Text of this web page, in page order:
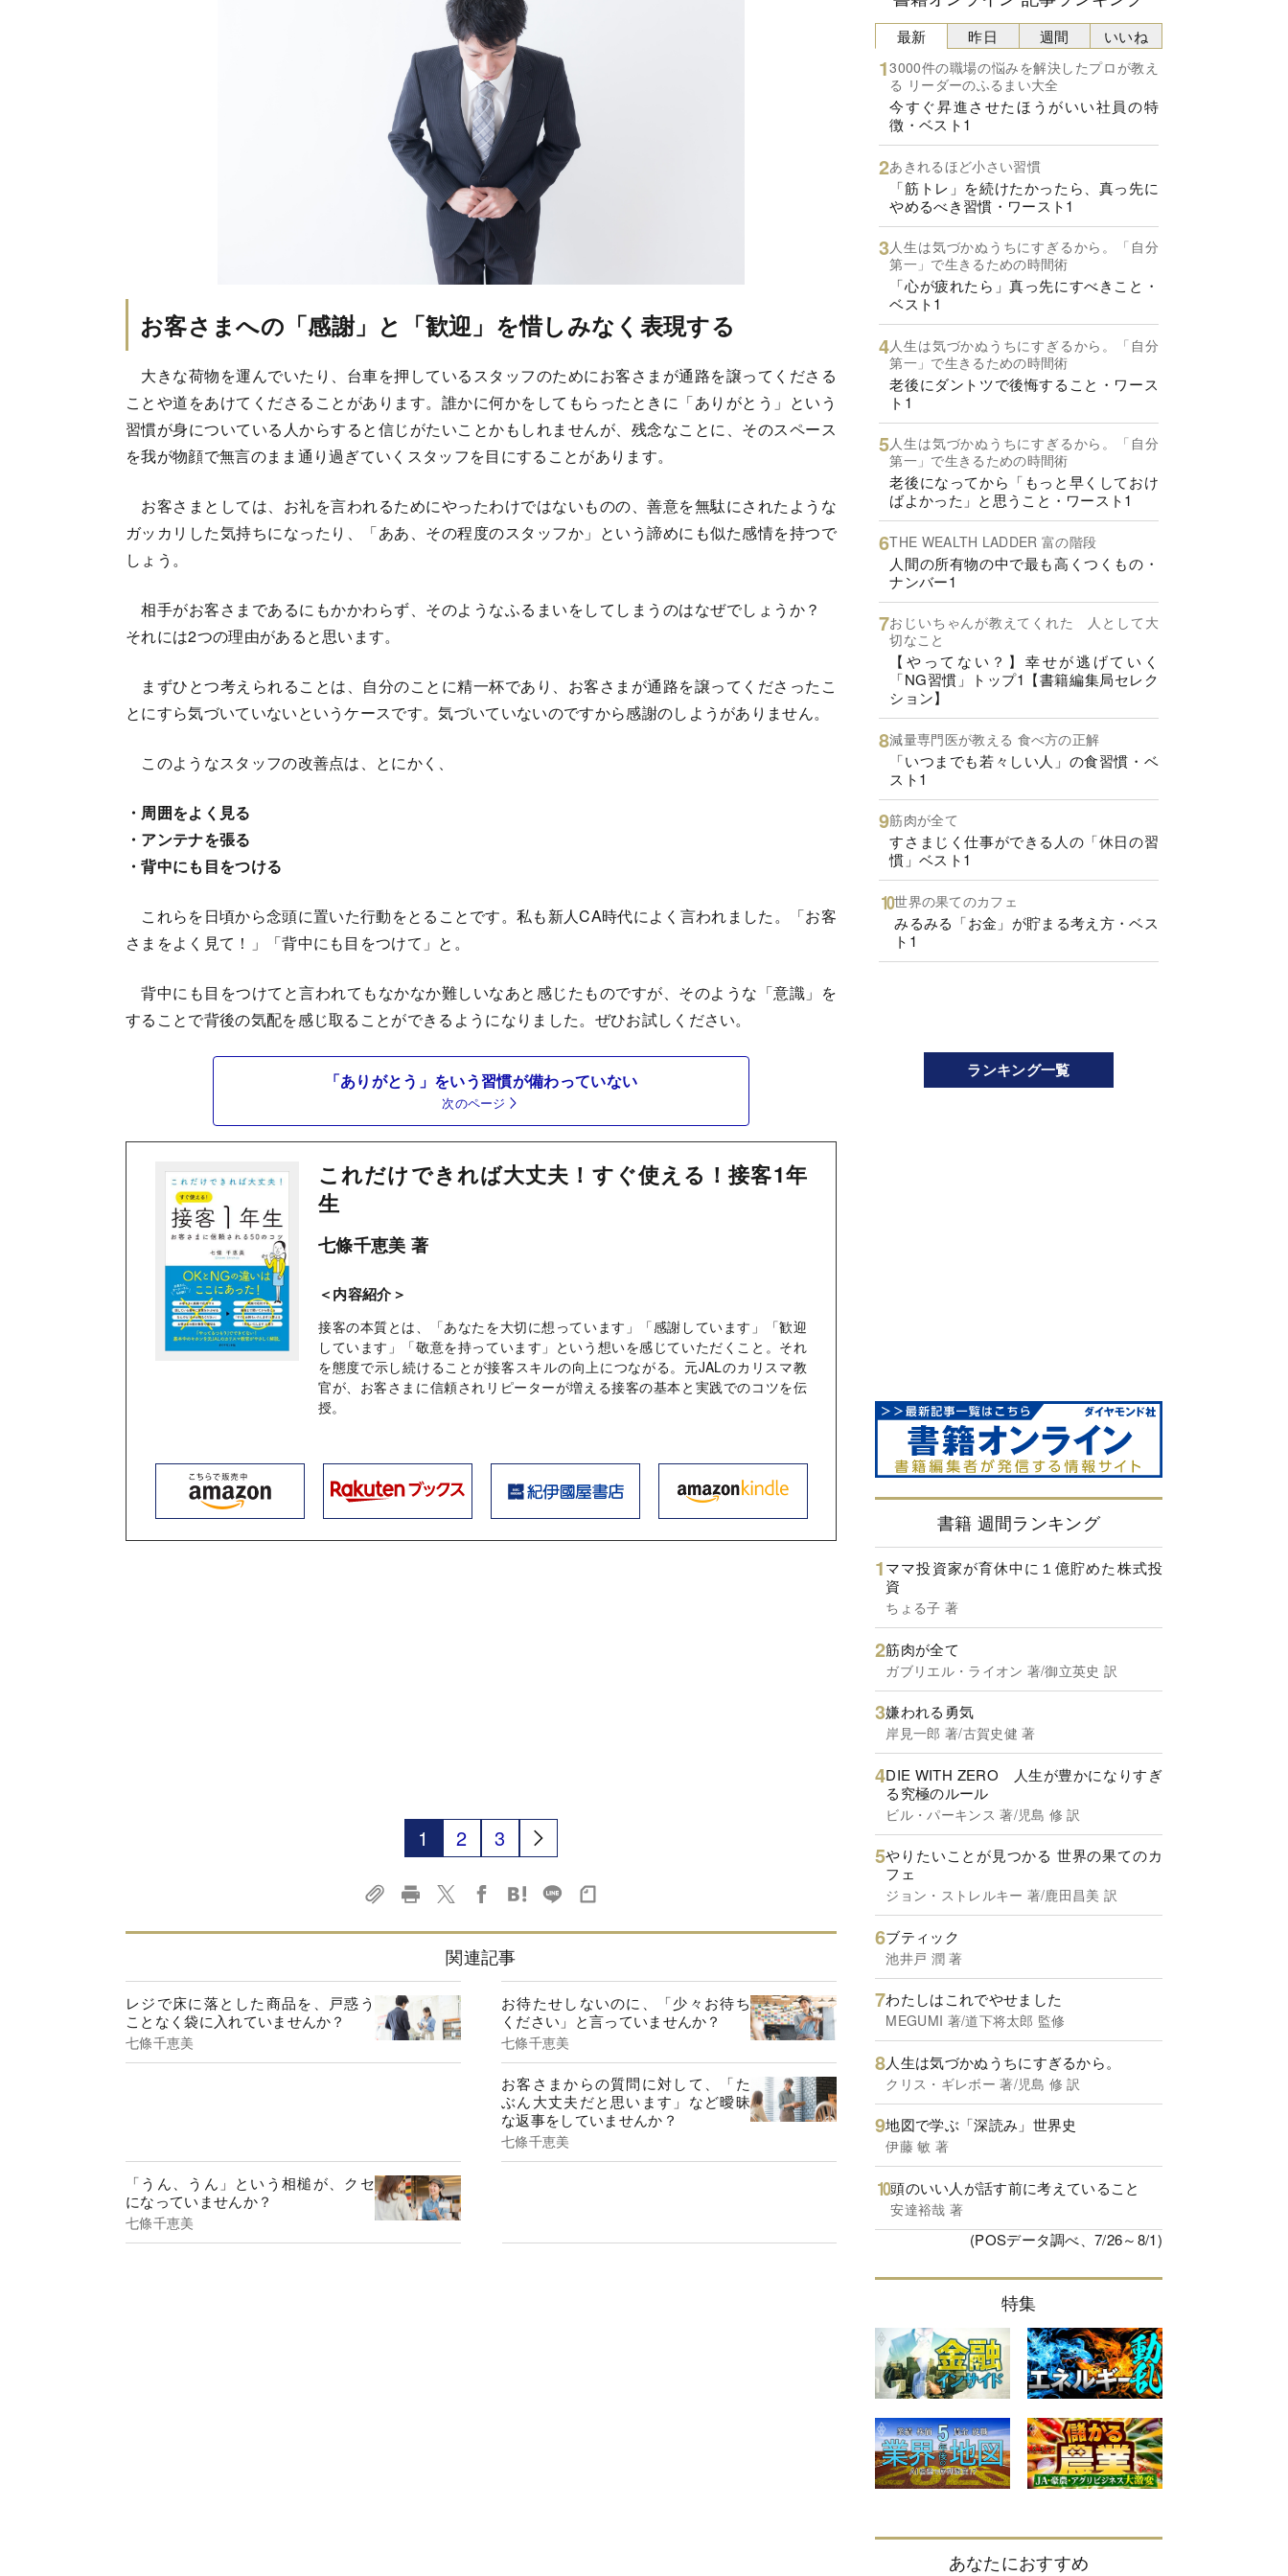
お客さまへの「感謝」と「歓迎」を惜しみなく表現する
大きな荷物を運んでいたり、台車を押しているスタッフのためにお客さまが通路を譲ってくださる
ことや道をあけてくださることがあります。誰かに何かをしてもらったときに「ありがとう」という
習慣が身についている人からすると信じがたいことかもしれませんが、残念なことに、そのスペース
を我が物顔で無言のまま通り過ぎていくスタッフを目にすることがあります。
お客さまとしては、お礼を言われるためにやったわけではないものの、善意を無駄にされたような
ガッカリした気持ちになったり、「ああ、その程度のスタッフか」という諦めにも似た感情を持つで
しょう。
相手がお客さまであるにもかかわらず、そのようなふるまいをしてしまうのはなぜでしょうか？
それには2つの理由があると思います。
まずひとつ考えられることは、自分のことに精一杯であり、お客さまが通路を譲ってくださったこ
とにすら気づいていないというケースです。気づいていないのですから感謝のしようがありません。
このようなスタッフの改善点は、とにかく、
・周囲をよく見る
・アンテナを張る
・背中にも目をつける
これらを日頃から念頭に置いた行動をとることです。私も新人CA時代によく言われました。「お客
さまをよく見て！」「背中にも目をつけて」と。
背中にも目をつけてと言われてもなかなか難しいなあと感じたものですが、そのような「意識」を
することで背後の気配を感じ取ることができるようになりました。ぜひお試しください。
「ありがとう」をいう習慣が備わっていない
次のページ
これだけできれば大丈夫！すぐ使える！接客1年
生
七條千恵美 著
＜内容紹介＞
接客の本質とは、「あなたを大切に想っています」「感謝しています」「歓迎
しています」「敬意を持っています」という想いを感じていただくこと。それ
を態度で示し続けることが接客スキルの向上につながる。元JALのカリスマ教
官が、お客さまに信頼されリピーターが増える接客の基本と実践でのコツを伝
授。
1 2 3
関連記事
レジで床に落とした商品を、戸惑う
ことなく袋に入れていませんか？
七條千恵美
お待たせしないのに、「少々お待ち
ください」と言っていませんか？
七條千恵美
お客さまからの質問に対して、「た
ぶん大丈夫だと思います」など曖昧
な返事をしていませんか？
七條千恵美
「うん、うん」という相槌が、クセ
になっていませんか？
七條千恵美
最新
3000件の職場の悩みを解決したプロが教え
る リーダーのふるまい大全
今すぐ昇進させたほうがいい社員の特
徴・ベスト1
あきれるほど小さい習慣
「筋トレ」を続けたかったら、真っ先に
やめるべき習慣・ワースト1
人生は気づかぬうちにすぎるから。「自分
第一」で生きるための時間術
「心が疲れたら」真っ先にすべきこと・
ベスト1
人生は気づかぬうちにすぎるから。「自分
第一」で生きるための時間術
老後にダントツで後悔すること・ワース
ト1
人生は気づかぬうちにすぎるから。「自分
第一」で生きるための時間術
老後になってから「もっと早くしておけ
ばよかった」と思うこと・ワースト1
THE WEALTH LADDER 富の階段
人間の所有物の中で最も高くつくもの・
ナンバー1
おじいちゃんが教えてくれた 人として大
切なこと
【やってない？】幸せが逃げていく
「NG習慣」トップ1【書籍編集局セレク
ション】
減量専門医が教える 食べ方の正解
「いつまでも若々しい人」の食習慣・ベ
スト1
筋肉が全て
すさまじく仕事ができる人の「休日の習
慣」ベスト1
世界の果てのカフェ
みるみる「お金」が貯まる考え方・ベス
ト1
昨日 週間 いいね
ランキング一覧
書籍 週間ランキング
ママ投資家が育休中に１億貯めた株式投
資
ちょる子 著
筋肉が全て
ガブリエル・ライオン 著/御立英史 訳
嫌われる勇気
岸見一郎 著/古賀史健 著
DIE WITH ZERO 人生が豊かになりすぎ
る究極のルール
ビル・パーキンス 著/児島 修 訳
やりたいことが見つかる 世界の果てのカ
フェ
ジョン・ストレルキー 著/鹿田昌美 訳
ブティック
池井戸 潤 著
わたしはこれでやせました
MEGUMI 著/道下将太郎 監修
人生は気づかぬうちにすぎるから。
クリス・ギレボー 著/児島 修 訳
地図で学ぶ「深読み」世界史
伊藤 敏 著
頭のいい人が話す前に考えていること
安達裕哉 著
(POSデータ調べ、7/26～8/1)
特集
あなたにおすすめ